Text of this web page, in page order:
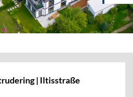
| Iltisstraße